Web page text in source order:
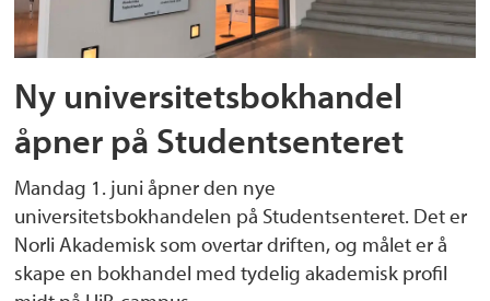
Ny universitetsbokhandel
åpner på Studentsenteret
Mandag 1. juni åpner den nye
universitetsbokhandelen på Studentsenteret. Det er
Norli Akademisk som overtar driften, og målet er å
skape en bokhandel med tydelig akademisk profil